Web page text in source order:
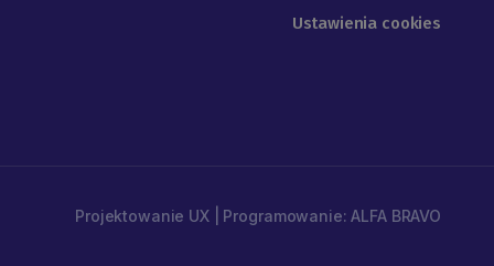
Ustawienia cookies
Projektowanie UX | Programowanie: ALFA BRAVO